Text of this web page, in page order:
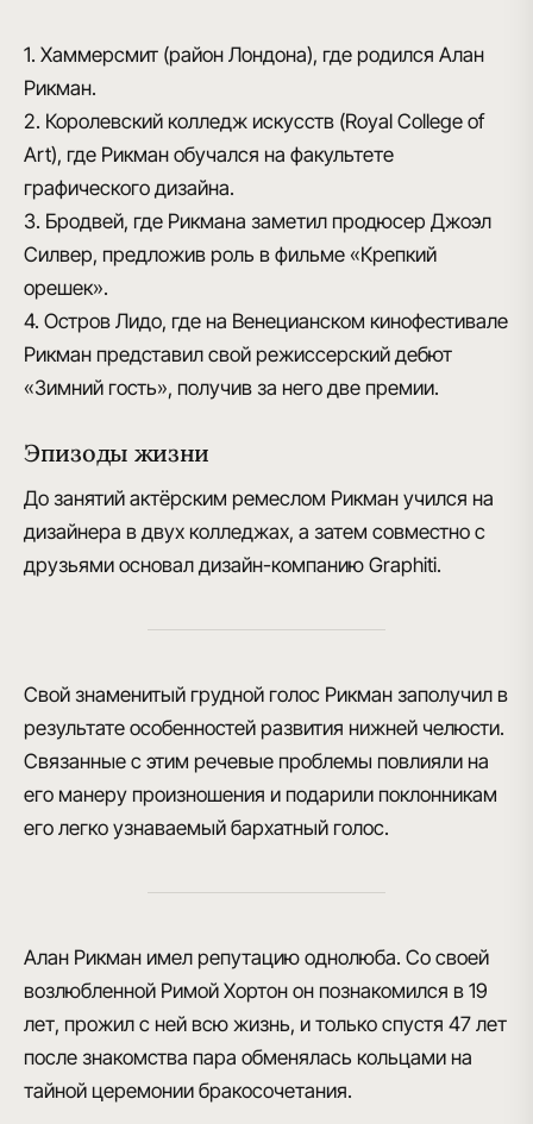
1. Хаммерсмит (район Лондона), где родился Алан
Рикман.
2. Королевский колледж искусств (Royal College of
Art), где Рикман обучался на факультете
графического дизайна.
3. Бродвей, где Рикмана заметил продюсер Джоэл
Силвер, предложив роль в фильме «Крепкий
орешек».
4. Остров Лидо, где на Венецианском кинофестивале
Рикман представил свой режиссерский дебют
«Зимний гость», получив за него две премии.
Эпизоды жизни
До занятий актёрским ремеслом Рикман учился на
дизайнера в двух колледжах, а затем совместно с
друзьями основал дизайн-компанию Graphiti.
Свой знаменитый грудной голос Рикман заполучил в
результате особенностей развития нижней челюсти.
Связанные с этим речевые проблемы повлияли на
его манеру произношения и подарили поклонникам
его легко узнаваемый бархатный голос.
Алан Рикман имел репутацию однолюба. Со своей
возлюбленной Римой Хортон он познакомился в 19
лет, прожил с ней всю жизнь, и только спустя 47 лет
после знакомства пара обменялась кольцами на
тайной церемонии бракосочетания.